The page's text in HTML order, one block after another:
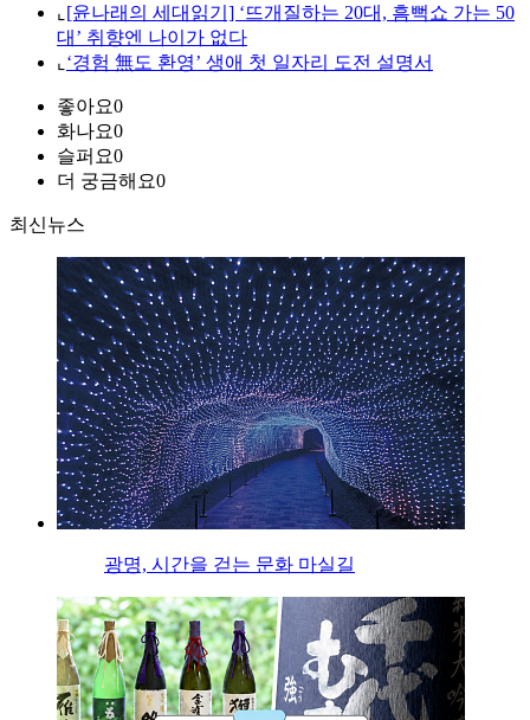
⌞ [윤나래의 세대읽기] ‘뜨개질하는 20대, 흠뻑쇼 가는 50
대’ 취향엔 나이가 없다
⌞ ‘경험 無도 환영’ 생애 첫 일자리 도전 설명서
좋아요0
화나요0
슬퍼요0
더 궁금해요0
최신뉴스
광명, 시간을 걷는 문화 마실길